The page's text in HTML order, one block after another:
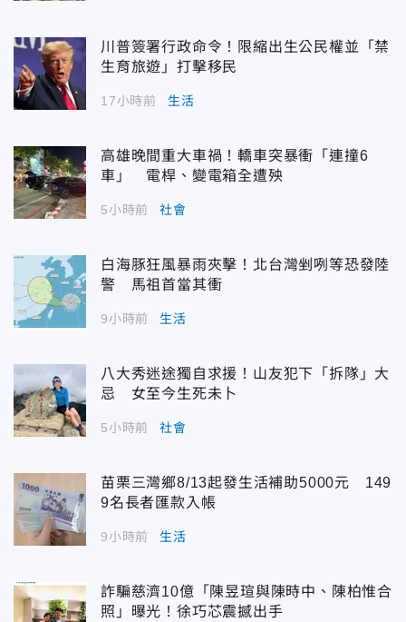
川普簽署行政命令！限縮出生公民權並「禁
生育旅遊」打擊移民
17小時前 生活
高雄晚間重大車禍！轎車突暴衝「連撞6
車」 電桿、變電箱全遭殃
5小時前 社會
白海豚狂風暴雨夾擊！北台灣剉咧等恐發陸
警 馬祖首當其衝
9小時前 生活
八大秀迷途獨自求援！山友犯下「拆隊」大
忌 女至今生死未卜
5小時前 社會
苗栗三灣鄉8/13起發生活補助5000元 149
9名長者匯款入帳
9小時前 生活
詐騙慈濟10億「陳昱瑄與陳時中、陳柏惟合
照」曝光！徐巧芯震撼出手